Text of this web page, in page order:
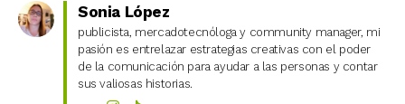
Sonia López
publicista, mercadotecnóloga y community manager, mi
pasión es entrelazar estrategias creativas con el poder
de la comunicación para ayudar a las personas y contar
sus valiosas historias.